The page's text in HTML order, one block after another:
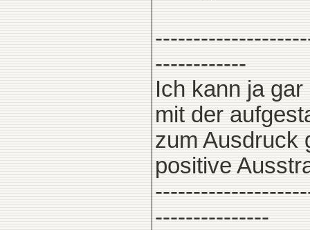
------------
Ich kann ja
mit der
zum Ausdruck
positive
---------------